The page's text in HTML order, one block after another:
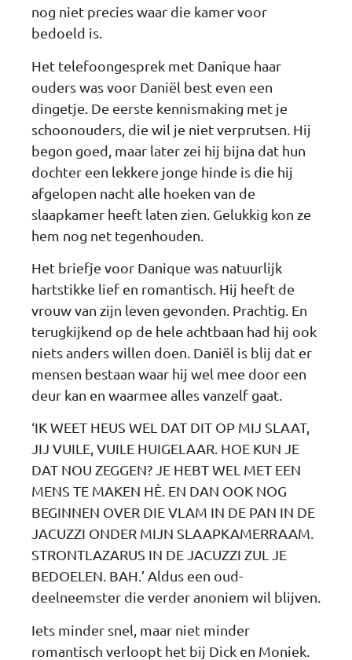
nog niet precies waar die kamer voor
bedoeld is.
Het telefoongesprek met Danique haar
ouders was voor Daniël best even een
dingetje. De eerste kennismaking met je
schoonouders, die wil je niet verprutsen. Hij
begon goed, maar later zei hij bijna dat hun
dochter een lekkere jonge hinde is die hij
afgelopen nacht alle hoeken van de
slaapkamer heeft laten zien. Gelukkig kon ze
hem nog net tegenhouden.
Het briefje voor Danique was natuurlijk
hartstikke lief en romantisch. Hij heeft de
vrouw van zijn leven gevonden. Prachtig. En
terugkijkend op de hele achtbaan had hij ook
niets anders willen doen. Daniël is blij dat er
mensen bestaan waar hij wel mee door een
deur kan en waarmee alles vanzelf gaat.
‘IK WEET HEUS WEL DAT DIT OP MIJ SLAAT,
JIJ VUILE, VUILE HUIGELAAR. HOE KUN JE
DAT NOU ZEGGEN? JE HEBT WEL MET EEN
MENS TE MAKEN HÈ. EN DAN OOK NOG
BEGINNEN OVER DIE VLAM IN DE PAN IN DE
JACUZZI ONDER MIJN SLAAPKAMERRAAM.
STRONTLAZARUS IN DE JACUZZI ZUL JE
BEDOELEN. BAH.’ Aldus een oud-
deelneemster die verder anoniem wil blijven.
Iets minder snel, maar niet minder
romantisch verloopt het bij Dick en Moniek.